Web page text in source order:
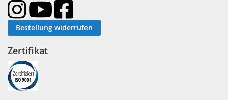
Bestellung widerrufen
Zertifikat